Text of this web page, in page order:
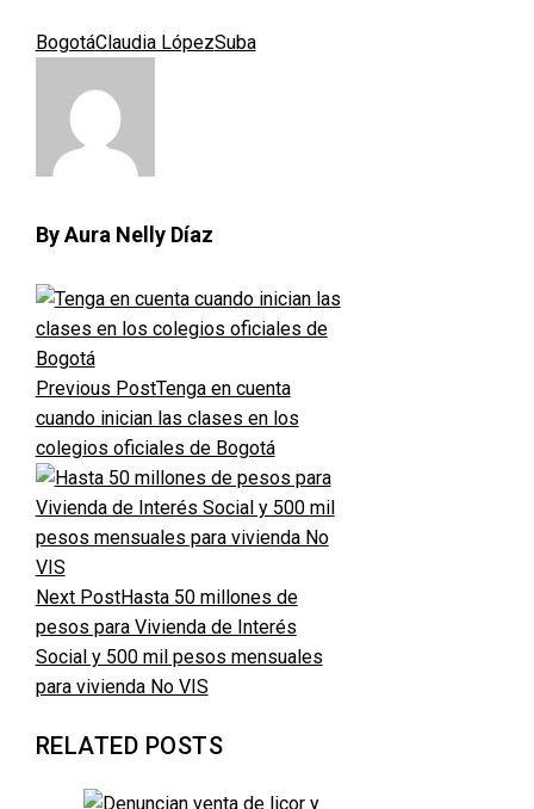
BogotáClaudia LópezSuba
By Aura Nelly Díaz
Previous PostTenga en cuenta
cuando inician las clases en los
colegios oficiales de Bogotá
Next PostHasta 50 millones de
pesos para Vivienda de Interés
Social y 500 mil pesos mensuales
para vivienda No VIS
RELATED POSTS